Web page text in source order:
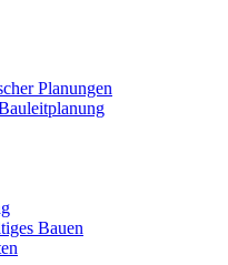
Planungen
Bauen